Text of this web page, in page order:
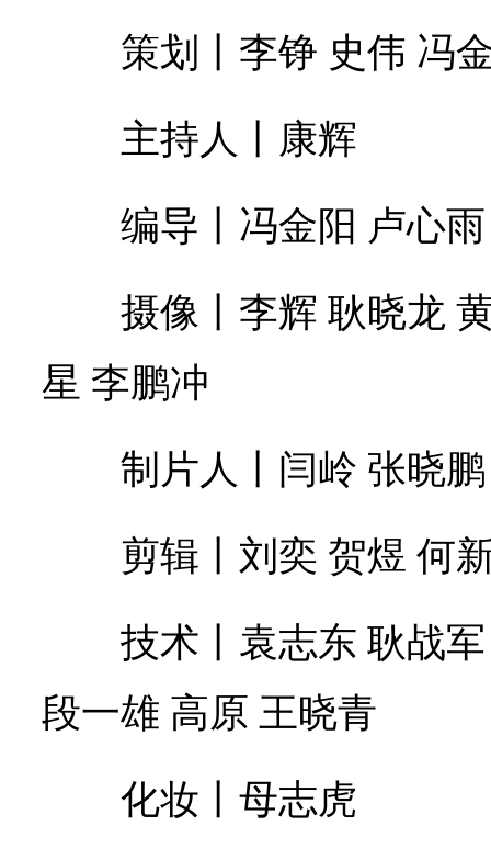
策划丨李铮 史伟 冯
主持人丨康辉
编导丨冯金阳 卢心
摄像丨李辉 耿晓龙
星 李鹏冲
制片人丨闫岭 张晓鹏
剪辑丨刘奕 贺煜 何
技术丨袁志东 耿战
段一雄 高原 王晓青
化妆丨母志虎